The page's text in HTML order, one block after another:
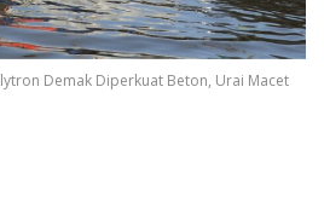
Demak Diperkuat Beton, Urai Macet